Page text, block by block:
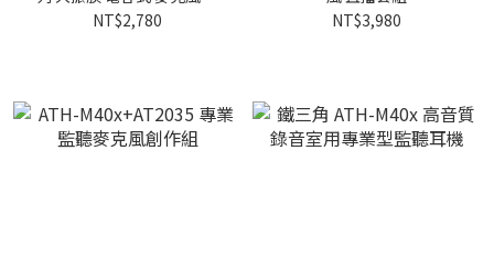
音 直播
NT$2,780
NT$3,980